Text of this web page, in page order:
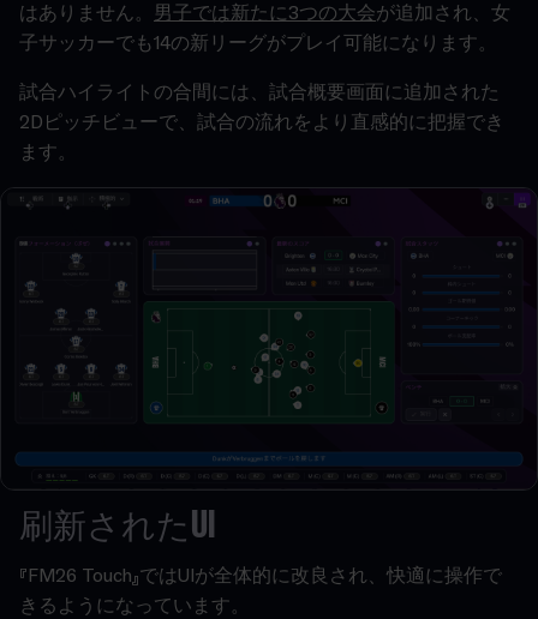
はありません。 男子では新たに3つの大会が追加され、女
子サッカーでも14の新リーグがプレイ可能になります。
試合ハイライトの合間には、試合概要画面に追加された
2Dピッチビューで、試合の流れをより直感的に把握でき
ます。
刷新されたUI
『FM26 Touch』ではUIが全体的に改良され、快適に操作で
きるようになっています。